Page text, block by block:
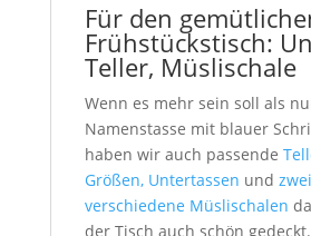
Für den
Frühstückstisch:
Teller, Müslischale
Wenn es mehr sein soll als
Namenstasse mit blauer
haben wir auch passende
Größen, Untertassen und zwei
verschiedene Müslischalen
der Tisch auch schön gedeckt.